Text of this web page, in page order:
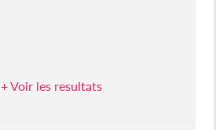
+ Voir les resultats